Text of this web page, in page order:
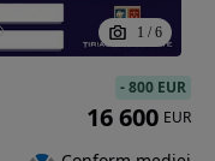
1 / 6
-800 EUR
16 600 EUR